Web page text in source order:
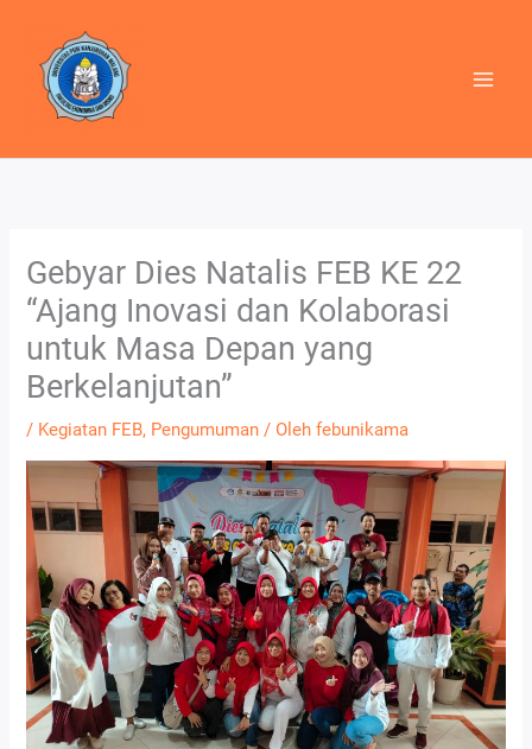
konten
Gebyar Dies Natalis FEB KE 22
“Ajang Inovasi dan Kolaborasi
untuk Masa Depan yang
Berkelanjutan”
/ Kegiatan FEB, Pengumuman / Olehfebunikama